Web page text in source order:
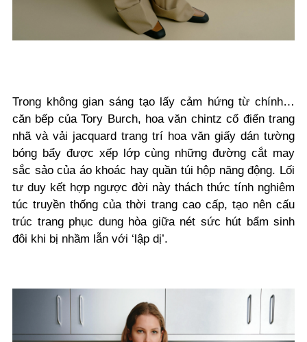
Trong không gian sáng tạo lấy cảm hứng từ chính…
căn bếp của Tory Burch, hoa văn chintz cổ điển trang
nhã và vải jacquard trang trí hoa văn giấy dán tường
bóng bẩy được xếp lớp cùng những đường cắt may
sắc sảo của áo khoác hay quần túi hộp năng động. Lối
tư duy kết hợp ngược đời này thách thức tính nghiêm
túc truyền thống của thời trang cao cấp, tạo nên cấu
trúc trang phục dung hòa giữa nét sức hút bẩm sinh
đôi khi bị nhầm lẫn với ‘lập dị’.